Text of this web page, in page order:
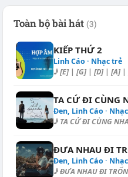
Toàn bộ bài hát (3)
KIẾP THỨ 2
Linh Cáo · Nhạc trẻ
TA CỨ ĐI CÙNG
Đen, Linh Cáo ·
ĐƯA NHAU ĐI
Đen, Linh Cáo ·